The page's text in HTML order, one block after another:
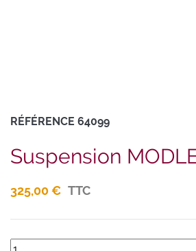
RÉFÉRENCE 64099
Suspension
325,00 € TTC